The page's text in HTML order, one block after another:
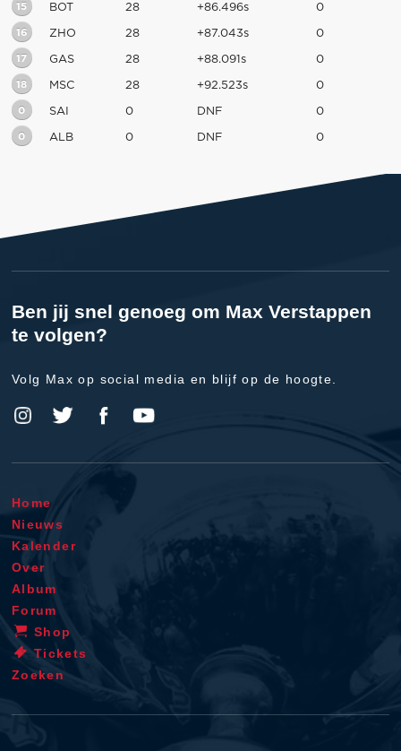
15 BOT 28 +86.496s 0
16 ZHO 28 +87.043s 0
17 GAS 28 +88.091s 0
18 MSC 28 +92.523s 0
0 SAI 0 DNF 0
0 ALB 0 DNF 0
Ben jij snel genoeg om Max Verstappen
te volgen?
Volg Max op social media en blijf op de hoogte.
Home
Nieuws
Kalender
Over
Album
Forum
Shop
Tickets
Zoeken